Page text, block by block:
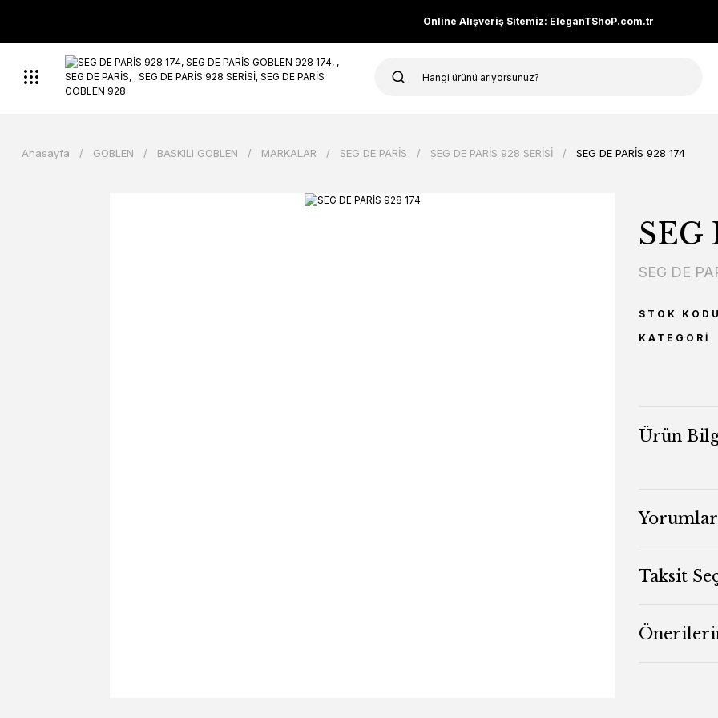
Online Alışveriş Sitemiz: EleganTShoP.com.tr
Anasayfa GOBLEN BASKILI GOBLEN MARKALAR SEG DE PARİS SEG DE PARİS 928 SERİSİ SEG DE PARİS 928 174
SEG
SEG DE
STOK KODU
KATEGORI
Ürün
Yorumlar
Taksit